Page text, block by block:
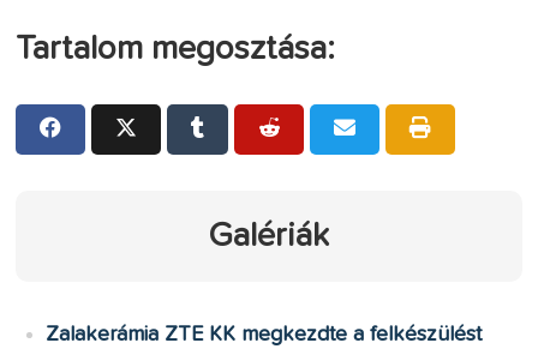
Tartalom megosztása:
Galériák
Zalakerámia ZTE KK megkezdte a felkészülést